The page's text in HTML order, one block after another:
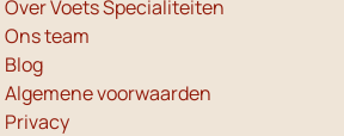
Over Voets Specialiteiten
Ons team
Blog
Algemene voorwaarden
Privacy